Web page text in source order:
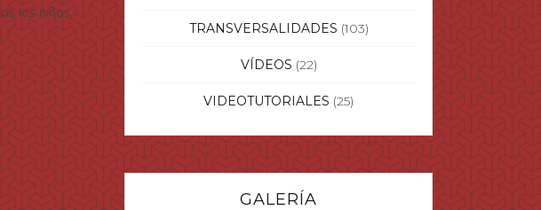
los niños
TRANSVERSALIDADES (103)
VÍDEOS (22)
VIDEOTUTORIALES (25)
GALERÍA